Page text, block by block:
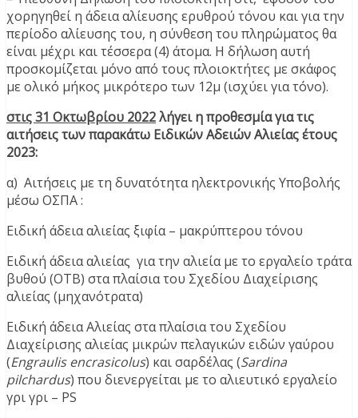
χορηγηθεί η άδεια αλίευσης ερυθρού τόνου και για την
περίοδο αλίευσης του, η σύνθεση του πληρώματος θα
είναι μέχρι και τέσσερα (4) άτομα. Η δήλωση αυτή
προσκομίζεται μόνο από τους πλοιοκτήτες με σκάφος
με ολικό μήκος μικρότερο των 12μ (ισχύει για τόνο).
στις 31 Οκτωβρίου 2022λήγει η προθεσμία για τις
αιτήσεις των παρακάτω Ειδικών Αδειών Αλιείας έτους
2023:
α) Αιτήσεις με τη δυνατότητα ηλεκτρονικής Υποβολής
μέσω ΟΣΠΑ :
Ειδική άδεια αλιείας ξιφία – μακρύπτερου τόνου
Ειδική άδεια αλιείας για την αλιεία με το εργαλείο τράτα
βυθού (ΟΤΒ) στα πλαίσια του Σχεδίου Διαχείρισης
αλιείας (μηχανότρατα)
Ειδική άδεια Αλιείας στα πλαίσια του Σχεδίου
Διαχείρισης αλιείας μικρών πελαγικών ειδών γαύρου
(Engraulis encrasicolus) και σαρδέλας (Sardina
pilchardus) που διενεργείται με το αλιευτικό εργαλείο
γρι γρι – PS